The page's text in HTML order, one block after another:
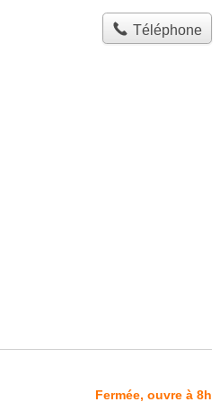
Téléphone
Fermée, ouvre à 8h